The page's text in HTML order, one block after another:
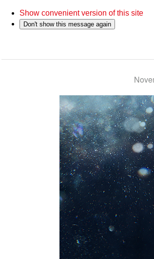
Show convenient version of this site
Don't show this message again